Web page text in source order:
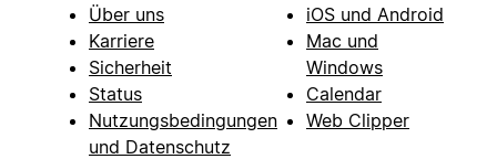
Über uns
Karriere
Sicherheit
Status
Nutzungsbedingungen
und Datenschutz
iOS und Android
Mac und
Windows
Calendar
Web Clipper